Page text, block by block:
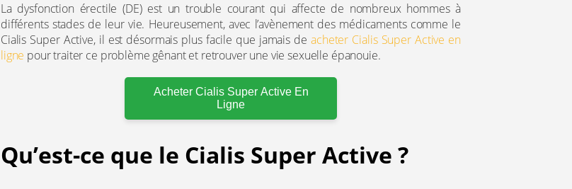
La dysfonction érectile (DE) est un trouble courant qui affecte de nombreux hommes à
différents stades de leur vie. Heureusement, avec l’avènement des médicaments comme le
Cialis Super Active, il est désormais plus facile que jamais deacheter Cialis Super Active en
ligne pour traiter ce problème gênant et retrouver une vie sexuelle épanouie.
Acheter Cialis Super Active En
Ligne
Qu’est-ce que le Cialis Super Active ?